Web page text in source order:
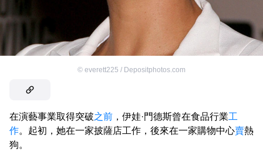
© everett225 / Depositphotos.com
在演藝事業取得突破之前 ，伊娃·門德斯曾在食品行業工
作。起初，她在一家披薩店工作，後來在一家購物中心賣熱
狗。